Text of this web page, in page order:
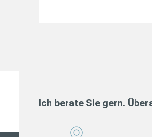
Ich berate Sie gern.